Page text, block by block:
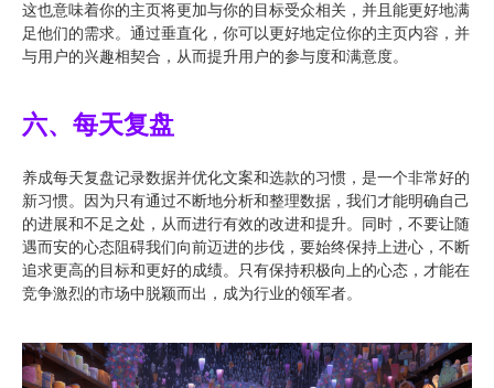
这也意味着你的主页将更加与你的目标受众相关，并且能更好地满
足他们的需求。通过垂直化，你可以更好地定位你的主页内容，并
与用户的兴趣相契合，从而提升用户的参与度和满意度。
六、每天复盘
养成每天复盘记录数据并优化文案和选款的习惯，是一个非常好的
新习惯。因为只有通过不断地分析和整理数据，我们才能明确自己
的进展和不足之处，从而进行有效的改进和提升。同时，不要让随
遇而安的心态阻碍我们向前迈进的步伐，要始终保持上进心，不断
追求更高的目标和更好的成绩。只有保持积极向上的心态，才能在
竞争激烈的市场中脱颖而出，成为行业的领军者。